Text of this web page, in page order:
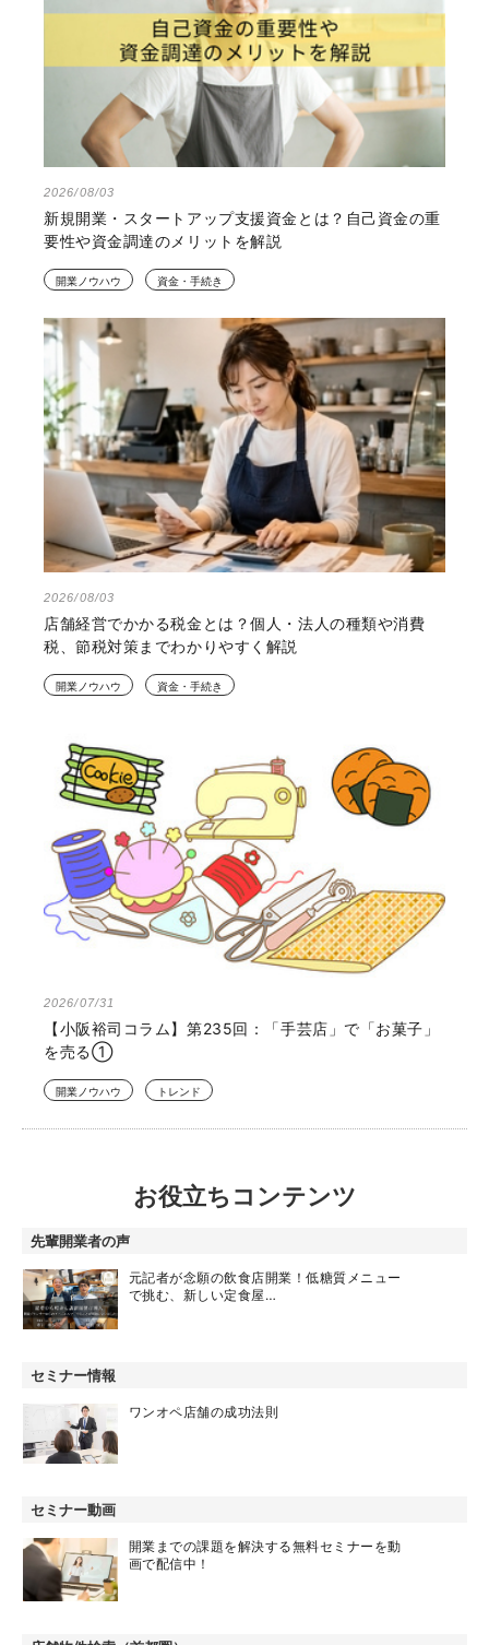
2026/08/03
新規開業・スタートアップ支援資金とは？自己資金の重
要性や資金調達のメリットを解説
開業ノウハウ 資金・手続き
2026/08/03
店舗経営でかかる税金とは？個人・法人の種類や消費
税、節税対策までわかりやすく解説
開業ノウハウ 資金・手続き
2026/07/31
【小阪裕司コラム】第235回：「手芸店」で「お菓子」
を売る①
開業ノウハウ トレンド
お役立ちコンテンツ
先輩開業者の声
元記者が念願の飲食店開業！低糖質メニュー
で挑む、新しい定食屋…
セミナー情報
ワンオペ店舗の成功法則
セミナー動画
開業までの課題を解決する無料セミナーを動
画で配信中！